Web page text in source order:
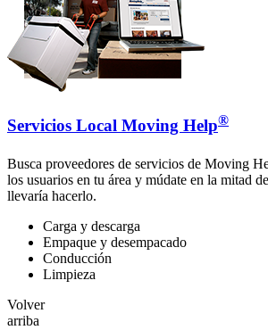
Servicios Local Moving Help®
Busca proveedores de servicios de Moving
los usuarios en tu área y múdate en la mitad
llevaría hacerlo.
Carga y descarga
Empaque y desempacado
Conducción
Limpieza
Volver
arriba